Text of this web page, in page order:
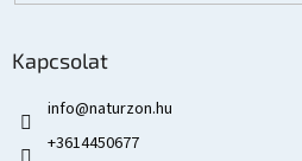
Kapcsolat
info@naturzon.hu
+3614450677